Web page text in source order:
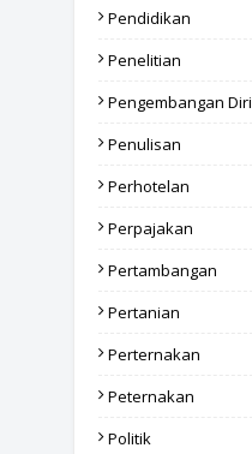
Pendidikan
Penelitian
Pengembangan Diri
Penulisan
Perhotelan
Perpajakan
Pertambangan
Pertanian
Perternakan
Peternakan
Politik